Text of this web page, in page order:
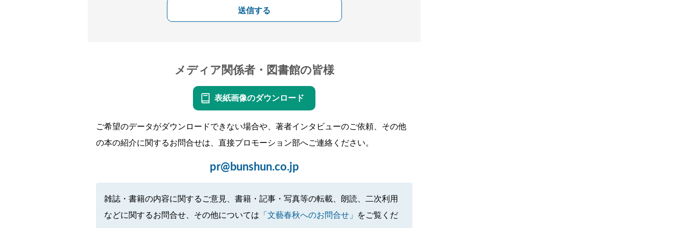
送信する
メディア関係者・図書館の皆様
表紙画像のダウンロード
ご希望のデータがダウンロードできない場合や、著者インタビューのご依頼、その他
の本の紹介に関するお問合せは、直接プロモーション部へご連絡ください。
pr@bunshun.co.jp
雑誌・書籍の内容に関するご意見、書籍・記事・写真等の転載、朗読、二次利用
などに関するお問合せ、その他については 「文藝春秋へのお問合せ」
をご覧くだ